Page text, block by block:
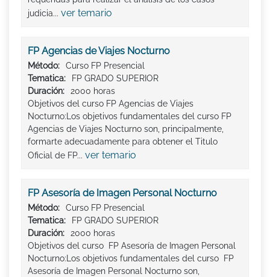
judicia... ver temario
FP Agencias de Viajes Nocturno
Método:
Curso FP Presencial
Tematica:
FP GRADO SUPERIOR
Duración:
2000 horas
Objetivos del curso FP Agencias de Viajes
Nocturno:Los objetivos fundamentales del curso FP
Agencias de Viajes Nocturno son, principalmente,
formarte adecuadamente para obtener el Titulo
Oficial de FP... ver temario
FP Asesoría de Imagen Personal Nocturno
Método:
Curso FP Presencial
Tematica:
FP GRADO SUPERIOR
Duración:
2000 horas
Objetivos del curso FP Asesoría de Imagen Personal
Nocturno:Los objetivos fundamentales del curso FP
Asesoría de Imagen Personal Nocturno son,